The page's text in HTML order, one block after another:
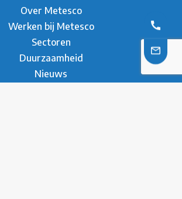
Over Metesco
Werken bij Metesco
Sectoren
Duurzaamheid
Nieuws